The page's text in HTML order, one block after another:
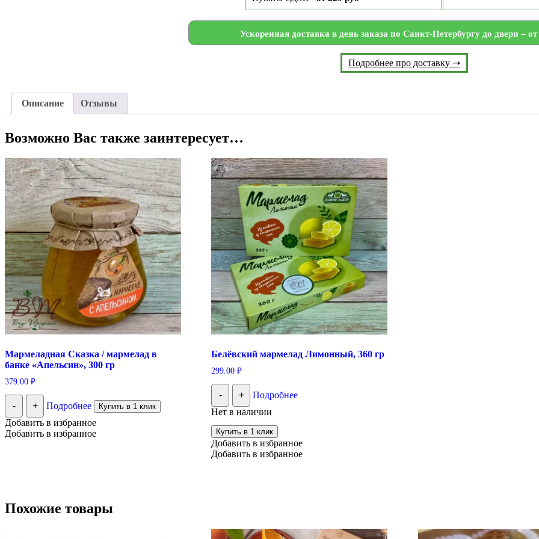
Ускоренная доставка в день заказа по Санкт-Петербургу до двери – от
Подробнее про доставку ➝
Описание Отзывы
Возможно Вас также заинтересует…
Мармеладная Сказка / мармелад в
банке «Апельсин», 300 гр
379.00 ₽
- + Подробнее Купить в 1 клик
Добавить в избранное
Добавить в избранное
Белёвский мармелад Лимонный, 360 гр
299.00₽
- +
Подробнее
Нет в наличии
Купить в 1 клик
Добавить в избранное
Добавить в избранное
Похожие товары